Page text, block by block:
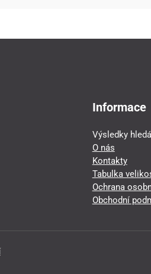
Informace
Výsledky
O nás
Kontakty
Tabulka
Ochrana
Obchodní